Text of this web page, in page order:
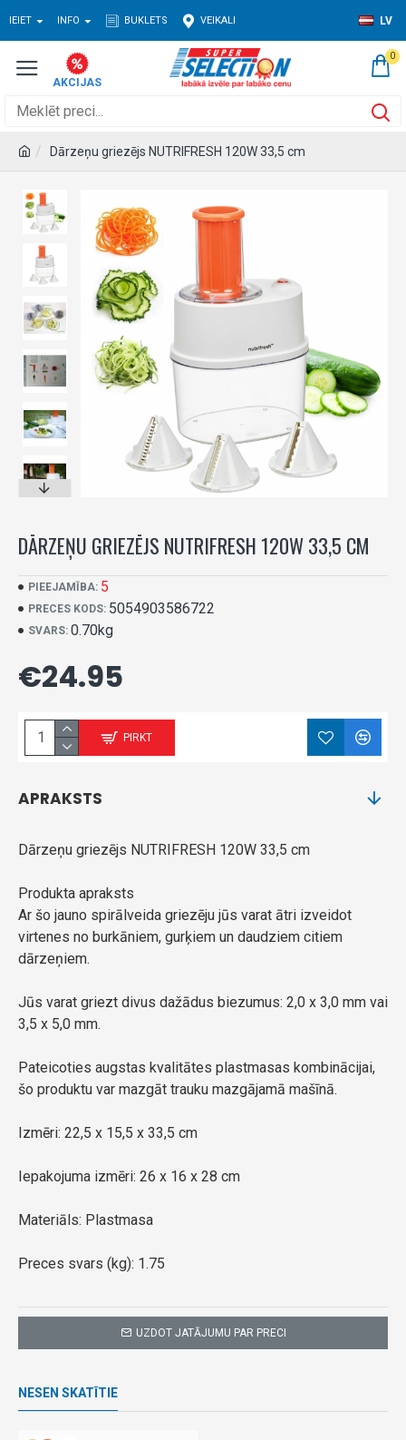
IEIET INFO BUKLETS VEIKALI LV
0
Dārzeņu griezējs NUTRIFRESH 120W 33,5 cm
DĀRZEŅU GRIEZĒJS NUTRIFRESH 120W 33,5 CM
PIEEJAMĪBA: 5
PRECES KODS: 5054903586722
SVARS: 0.70kg
€24.95
PIRKT
UZDOT JATĀJUMU PAR PRECI
APRAKSTS
Dārzeņu griezējs NUTRIFRESH 120W 33,5 cm
Produkta apraksts
Ar šo jauno spirālveida griezēju jūs varat ātri izveidot
virtenes no burkāniem, gurķiem un daudziem citiem
dārzeņiem.
Jūs varat griezt divus dažādus biezumus: 2,0 x 3,0 mm vai
3,5 x 5,0 mm.
Pateicoties augstas kvalitātes plastmasas kombinācijai,
šo produktu var mazgāt trauku mazgājamā mašīnā.
Izmēri: 22,5 x 15,5 x 33,5 cm
Iepakojuma izmēri: 26 x 16 x 28 cm
Materiāls: Plastmasa
Preces svars (kg): 1.75
NESEN SKATĪTIE